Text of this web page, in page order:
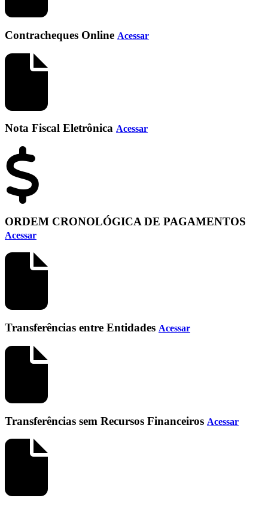
Contracheques Online Acessar
Nota Fiscal Eletrônica Acessar
ORDEM CRONOLÓGICA DE PAGAMENTOS
Acessar
Transferências entre Entidades Acessar
Transferências sem Recursos Financeiros Acessar